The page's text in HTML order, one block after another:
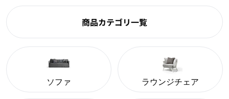
商品カテゴリ一覧
ソファ ラウンジチェア